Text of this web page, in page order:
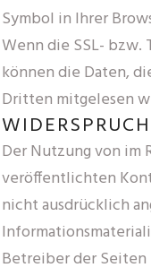
Symbol in Ihrer
Wenn die SSL- bzw.
können die Daten,
Dritten mitgelesen
Der Nutzung von im
veröffentlichten
nicht ausdrücklich
Betreiber der